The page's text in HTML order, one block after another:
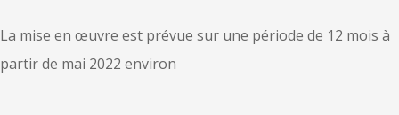
La mise en œuvre est prévue sur une période de 12 mois à
partir de mai 2022 environ